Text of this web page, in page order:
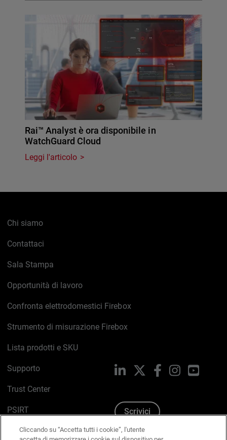
Rai™ Analyst è ora disponibile in
WatchGuard Cloud
Leggi l'articolo
Chi siamo
Contattaci
Sala Stampa
Opportunità di lavoro
Confronta elettrodomestici Firebox
Strumento di misurazione Firebox
Lista prodotti e SKU
Supporto
Trust Center
PSIRT
Politica sui cookie
LinkedIn FacebookInstagram
Scrivici
Cliccando su “Accetta tutti i cookie”, l'utente